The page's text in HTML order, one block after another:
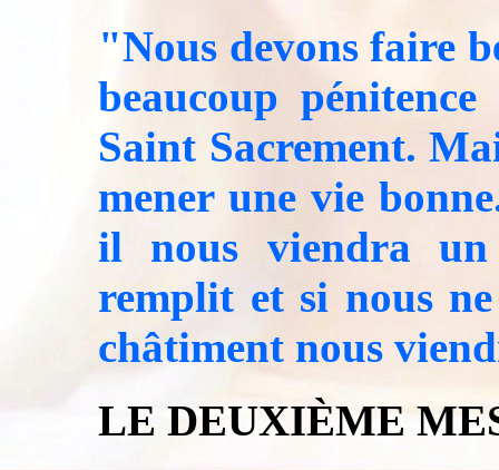
"Nous devons faire
beaucoup
Saint Sacrement.
mener une vie
il nous viendra un
remplit et si nous
châtiment nous
LE DEUXIÈME